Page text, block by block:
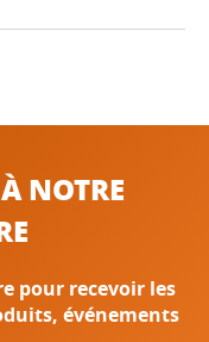
NOTRE
pour recevoir les
événements